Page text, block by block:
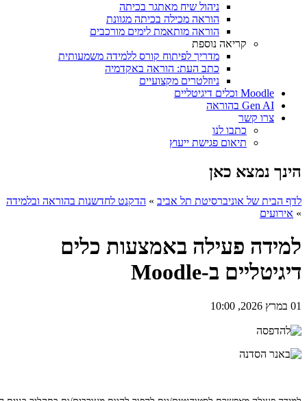
ניהול שיח מאתגר בכיתה
הוראה מכילה בכיתה מגוונת
הוראה מותאמת לימים מורכבים
קריאה נוספת
מדריך לפיתוח קורס ללמידה משמעותית
כתב העת: הוראה באקדמיה
ניוזלטרים מקצועיים
Moodle וכלים דיגיטליים
Gen AI בהוראה
צרו קשר
כתבו לנו
תיאום פגישת ייעוץ
הינך נמצא כאן
לדף הבית של אוניברסיטת תל אביב » הדקנט לחדשנות בהוראה ובלמידה
» אירועים
למידה פעילה באמצעות כלים
דיגיטליים ב-Moodle
01 במרץ 2026, 10:00